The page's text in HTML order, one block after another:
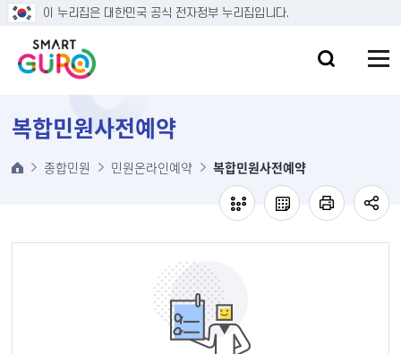
본문 바로가기
이 누리집은 대한민국 공식 전자정부 누리집입니다.
복합민원사전예약
종합민원 민원온라인예약 복합민원사전예약